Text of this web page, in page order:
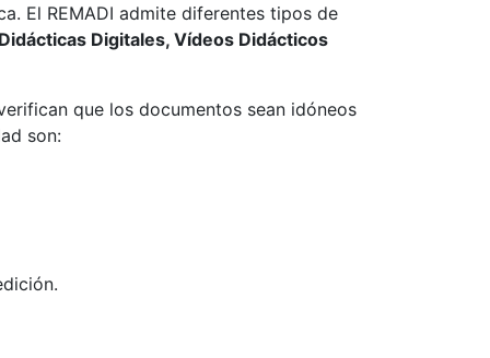
El REMADI admite diferentes tipos de
Digitales, Vídeos Didácticos
que los documentos sean idóneos
son: